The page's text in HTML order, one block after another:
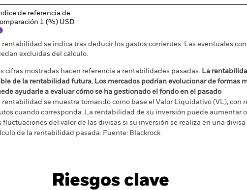
de referencia de
1 (%) USD
rentabilidad se indica tras deducir los gastos corrientes. Las eventuales
excluidas del cálculo.
cifras mostradas hacen referencia a rentabilidades pasadas. La
de la rentabilidad futura. Los mercados podrían evolucionar de formas
ayudarle a evaluar cómo se ha gestionado el fondo en el pasado
rentabilidad se muestra tomando como base el Valor Liquidativo (VL), con
cuando corresponda. La rentabilidad de su inversión puede aumentar
fluctuaciones del valor de las divisas si su inversión se realiza en una
de la rentabilidad pasada. Fuente: Blackrock
Riesgos clave